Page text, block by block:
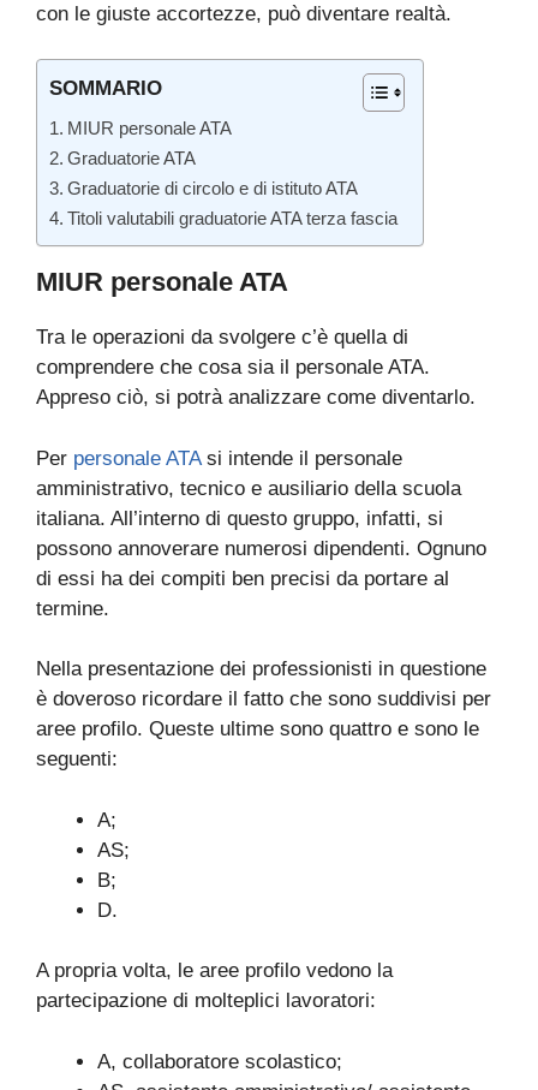
con le giuste accortezze, può diventare realtà.
SOMMARIO
MIUR personale ATA
Graduatorie ATA
Graduatorie di circolo e di istituto ATA
Titoli valutabili graduatorie ATA terza fascia
MIUR personale ATA
Tra le operazioni da svolgere c’è quella di
comprendere che cosa sia il personale ATA.
Appreso ciò, si potrà analizzare come diventarlo.
Per personale ATAsi intende il personale
amministrativo, tecnico e ausiliario della scuola
italiana. All’interno di questo gruppo, infatti, si
possono annoverare numerosi dipendenti. Ognuno
di essi ha dei compiti ben precisi da portare al
termine.
Nella presentazione dei professionisti in questione
è doveroso ricordare il fatto che sono suddivisi per
aree profilo. Queste ultime sono quattro e sono le
seguenti:
A;
AS;
B;
D.
A propria volta, le aree profilo vedono la
partecipazione di molteplici lavoratori:
A, collaboratore scolastico;